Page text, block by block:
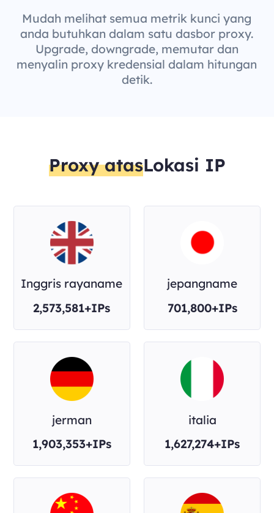
Mudah melihat semua metrik kunci yang
anda butuhkan dalam satu dasbor proxy.
Upgrade, downgrade, memutar dan
menyalin proxy kredensial dalam hitungan
detik.
Proxy atasLokasi IP
Inggris rayaname
2,573,581+IPs
jepangname
701,800+IPs
jerman
1,903,353+IPs
italia
1,627,274+IPs